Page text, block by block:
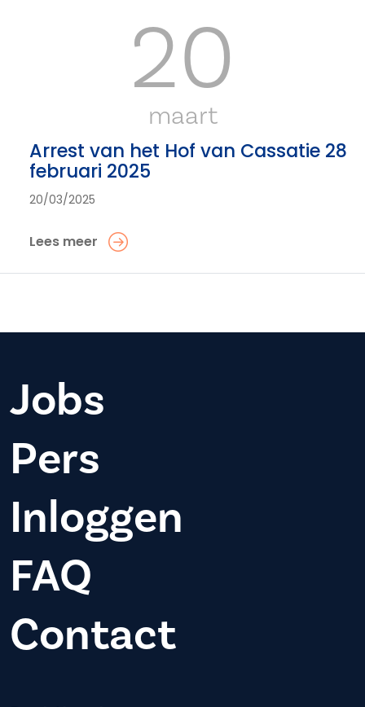
20
maart
Arrest van het Hof van Cassatie 28
februari 2025
20/03/2025
Lees meer
Jobs
Pers
Inloggen
FAQ
Contact